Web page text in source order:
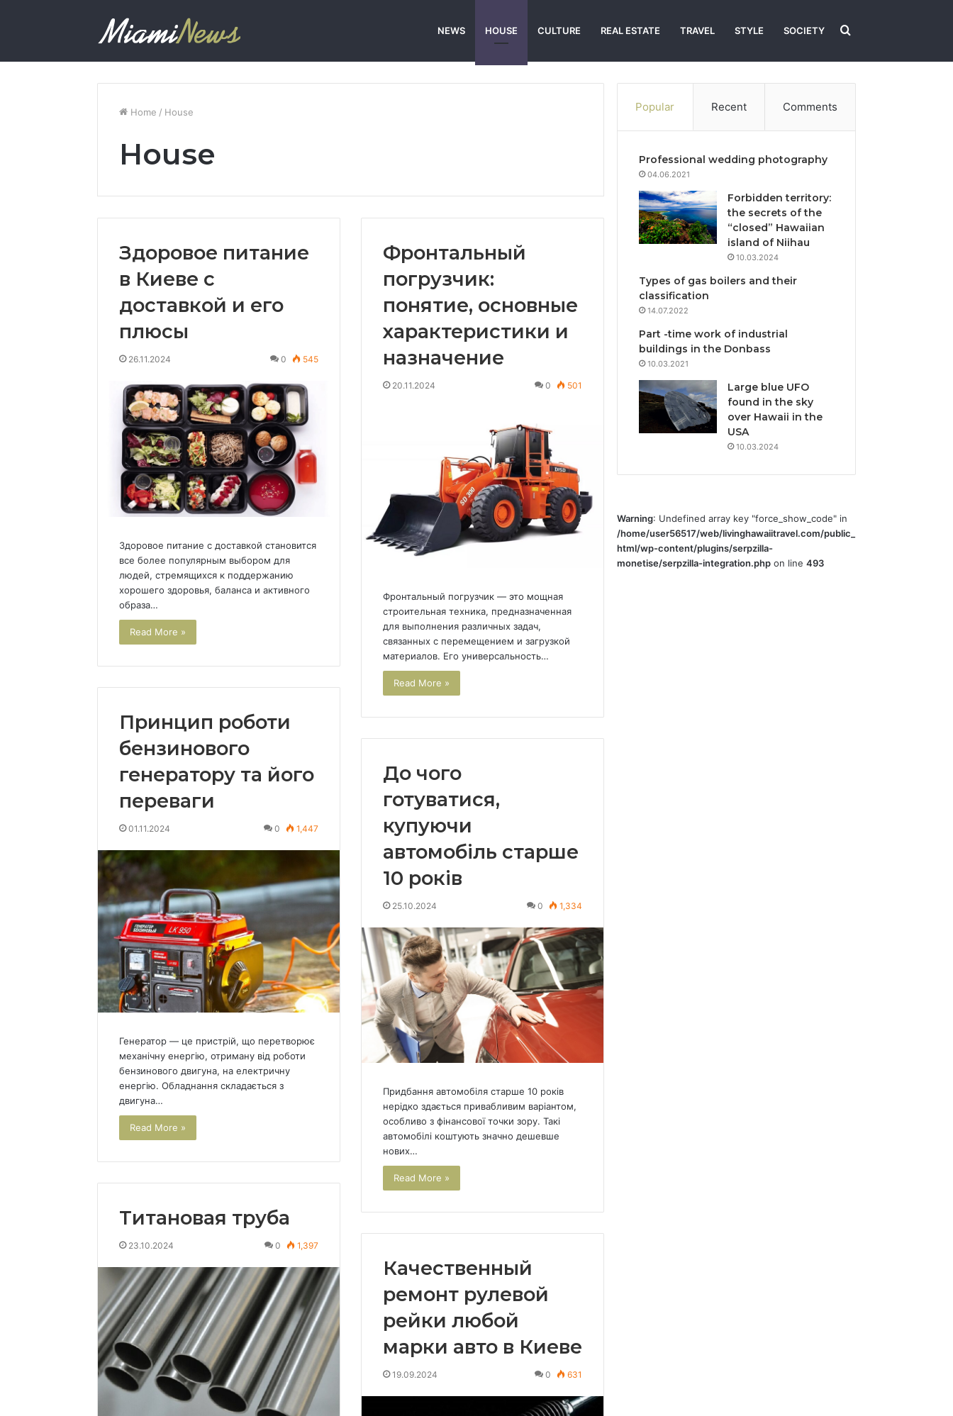
NEWS HOUSE CULTURE REAL ESTATE TRAVEL STYLE SOCIETY Search
Home / House
House
Здоровое питание
в Киеве с
доставкой и его
плюсы
26.11.2024 0 545
Здоровое питание с доставкой становится
все более популярным выбором для
людей, стремящихся к поддержанию
хорошего здоровья, баланса и активного
образа…
Read More »
Фронтальный
погрузчик:
понятие, основные
характеристики и
назначение
20.11.2024 0 501
Фронтальный погрузчик — это мощная
строительная техника, предназначенная
для выполнения различных задач,
связанных с перемещением и загрузкой
материалов. Его универсальность…
Read More »
Принцип роботи
бензинового
генератору та його
переваги
01.11.2024 0 1,447
Генератор — це пристрій, що перетворює
механічну енергію, отриману від роботи
бензинового двигуна, на електричну
енергію. Обладнання складається з
двигуна…
Read More »
До чого
готуватися,
купуючи
автомобіль старше
10 років
25.10.2024 0 1,334
Придбання автомобіля старше 10 років
нерідко здається привабливим варіантом,
особливо з фінансової точки зору. Такі
автомобілі коштують значно дешевше
нових…
Read More »
Титановая труба
23.10.2024 0 1,397
Качественный
ремонт рулевой
рейки любой
марки авто в Киеве
19.09.2024 0 631
Popular Recent Comments
Professional wedding photography
04.06.2021
Forbidden territory:
the secrets of the
“closed” Hawaiian
island of Niihau
10.03.2024
Types of gas boilers and their
classification
14.07.2022
Part -time work of industrial
buildings in the Donbass
10.03.2021
Large blue UFO
found in the sky
over Hawaii in the
USA
10.03.2024
Warning: Undefined array key "force_show_code" in
/home/user56517/web/livinghawaiitravel.com/public_
html/wp-content/plugins/serpzilla-
monetise/serpzilla-integration.php on line493